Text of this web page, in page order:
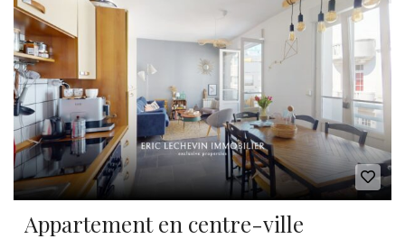
Appartement en centre-ville